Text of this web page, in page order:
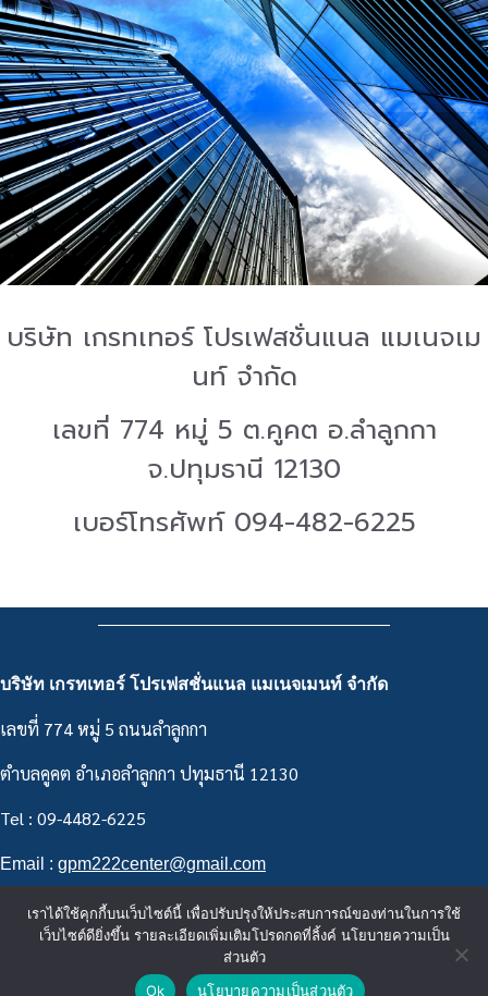
บริษัท เกรทเทอร์ โปรเฟสชั่นแนล แมเนจเม
นท์ จำกัด
เลขที่ 774 หมู่ 5 ต.คูคต อ.ลำลูกกา
จ.ปทุมธานี 12130
เบอร์โทรศัพท์ 094-482-6225
บริษัท เกรทเทอร์ โปรเฟสชั่นแนล แมเนจเมนท์ จำกัด
เลขที่ 774 หมู่ 5 ถนนลำลูกกา
ตำบลคูคต อำเภอลำลูกกา ปทุมธานี 12130
Tel : 09-4482-6225
Email : gpm222center@gmail.com
เราได้ใช้คุกกี้บนเว็บไซต์นี้ เพื่อปรับปรุงให้ประสบการณ์ของท่านในการใช้
เว็บไซต์ดียิ่งขึ้น รายละเอียดเพิ่มเติมโปรดกดที่ลิ้งค์ นโยบายความเป็น
ส่วนตัว
Ok
นโยบายความเป็นส่วนตัว